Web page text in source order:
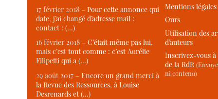
17 février 2018 –Pour cette annonce qui
date, j’ai changé d’adresse mail :
contact : (…)
16 février 2018 –C’était même pas lui,
mais c’est tout comme : c’est Aurélie
Filipetti qui a (…)
29 août 2017 –Encore un grand merci à
la Revue des Ressources, à Louise
Desrenards et (…)
Mentions légales
Ours
Utilisation des
d’auteurs
Inscrivez-vous
de la RdR
ni contenu)